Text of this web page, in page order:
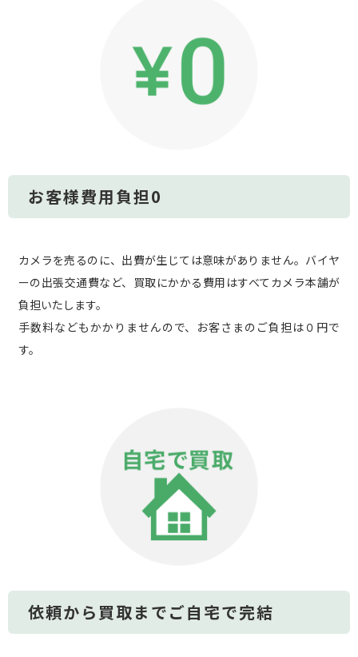
お客様費用負担0
カメラを売るのに、出費が生じては意味がありません。バイヤ
ーの出張交通費など、買取にかかる費用はすべてカメラ本舗が
負担いたします。
手数料などもかかりませんので、お客さまのご負担は０円で
す。
依頼から買取までご自宅で完結